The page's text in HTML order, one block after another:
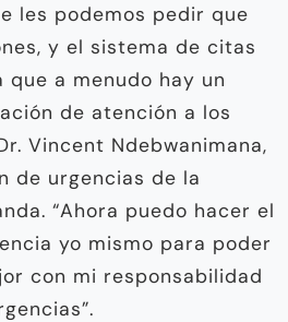
les podemos pedir que
y el sistema de citas
a menudo hay un
de atención a los
Vincent Ndebwanimana,
de urgencias de la
“Ahora puedo hacer el
yo mismo para poder
con mi responsabilidad